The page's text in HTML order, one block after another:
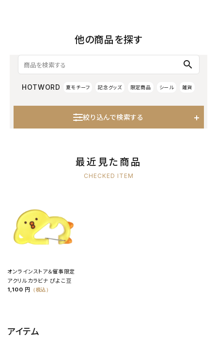
他の商品を探す
search
HOTWORD 夏モチーフ 記念グッズ 限定商品 シール 雑貨
絞り込んで検索する
最近見た商品
CHECKED ITEM
オンラインストア＆催事限定
アクリルカラビナ ぴよこ豆
1,100 円 （税込）
アイテム